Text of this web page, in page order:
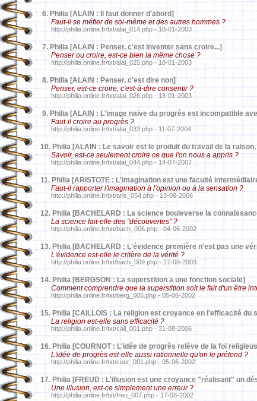
6. Philia [ALAIN : Il faut donner d'abord]
Faut-il se méfier de soi-même et des autres hommes ?
http://philia.online.fr/txt/alai_014.php - 18-01-2003
7. Philia [ALAIN : Penser, c'est inventer sans croire...]
Penser ou croire, est-ce bien la même chose ?
http://philia.online.fr/txt/alai_025.php - 18-01-2003
8. Philia [ALAIN : Penser, c'est dire non]
Penser, est-ce croire, c'est-à-dire consentir ?
http://philia.online.fr/txt/alai_026.php - 18-01-2003
9. Philia [ALAIN : L'image naïve du progrès est incompatible
Faut-il croire au progrès ?
http://philia.online.fr/txt/alai_033.php - 11-07-2004
10. Philia [ALAIN : Le savoir est le produit du travail de la
Savoir, est-ce seulement croire ce que l'on nous a appris ?
http://philia.online.fr/txt/alai_044.php - 14-07-2007
11. Philia [ARISTOTE : L'imagination est une faculté
Faut-il rapporter l'imagination à l'opinion ou à la sensation ?
http://philia.online.fr/txt/aris_054.php - 13-08-2006
12. Philia [BACHELARD : La science bouleverse la
La science fait-elle des "découvertes" ?
http://philia.online.fr/txt/bach_006.php - 04-06-2002
13. Philia [BACHELARD : L'évidence première n'est pas une
L'évidence est-elle le critère de la vérité ?
http://philia.online.fr/txt/bach_009.php - 27-09-2003
14. Philia [BERGSON : La superstition a une fonction sociale]
Comment comprendre que la superstition soit le fait d'un être
http://philia.online.fr/txt/berg_005.php - 05-06-2002
15. Philia [CAILLOIS : La religion est croyance en l'efficacité du
La religion est-elle sans efficacité ?
http://philia.online.fr/txt/cail_001.php - 31-08-2006
16. Philia [COURNOT : L'idée de progrès relève de la foi
L'idée de progrès est-elle aussi rationnelle qu'on le prétend ?
http://philia.online.fr/txt/cour_001.php - 05-06-2002
17. Philia [FREUD : L'illusion est une croyance "réalisant" un
Une illusion, est-ce simplement une erreur ?
http://philia.online.fr/txt/freu_007.php - 17-08-2002